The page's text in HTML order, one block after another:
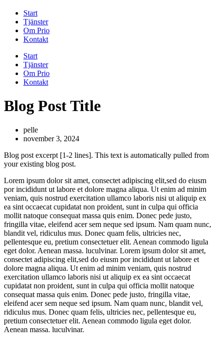
Start
Tjänster
Om Prio
Kontakt
Start
Tjänster
Om Prio
Kontakt
Blog Post Title
pelle
november 3, 2024
Blog post excerpt [1-2 lines]. This text is automatically pulled from
your existing blog post.
Lorem ipsum dolor sit amet, consectet adipiscing elit,sed do eiusm
por incididunt ut labore et dolore magna aliqua. Ut enim ad minim
veniam, quis nostrud exercitation ullamco laboris nisi ut aliquip ex
ea sint occaecat cupidatat non proident, sunt in culpa qui officia
mollit natoque consequat massa quis enim. Donec pede justo,
fringilla vitae, eleifend acer sem neque sed ipsum. Nam quam nunc,
blandit vel, ridiculus mus. Donec quam felis, ultricies nec,
pellentesque eu, pretium consectetuer elit. Aenean commodo ligula
eget dolor. Aenean massa. luculvinar. Lorem ipsum dolor sit amet,
consectet adipiscing elit,sed do eiusm por incididunt ut labore et
dolore magna aliqua. Ut enim ad minim veniam, quis nostrud
exercitation ullamco laboris nisi ut aliquip ex ea sint occaecat
cupidatat non proident, sunt in culpa qui officia mollit natoque
consequat massa quis enim. Donec pede justo, fringilla vitae,
eleifend acer sem neque sed ipsum. Nam quam nunc, blandit vel,
ridiculus mus. Donec quam felis, ultricies nec, pellentesque eu,
pretium consectetuer elit. Aenean commodo ligula eget dolor.
Aenean massa. luculvinar.